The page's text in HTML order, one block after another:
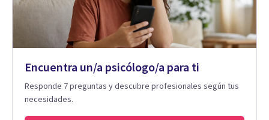
Encuentra un/a psicólogo/a para ti
Responde 7 preguntas y descubre profesionales según tus
necesidades.